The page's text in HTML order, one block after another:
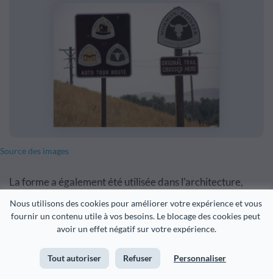
Nous utilisons des cookies pour améliorer votre expérience et vous
fournir un contenu utile à vos besoins. Le blocage des cookies peut
avoir un effet négatif sur votre expérience.
Tout autoriser Refuser Personnaliser
Source des images
La forme a également été utilisée dans l'architecture,
comme cette tour à Barcelone, qui a utilisé le triangle de
Reuleaux pour créer une structure à la fois légère et
maximisant l'espace.